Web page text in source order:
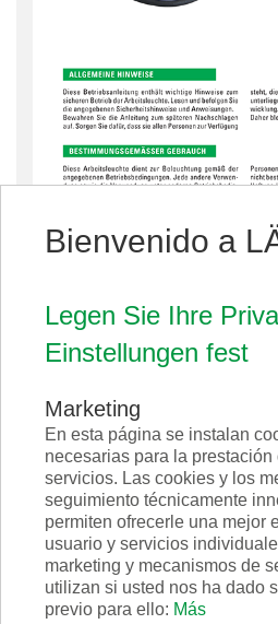
TRIO Instrucciones de
Instrucciones de
Explicadas paso a pasoy
fotos y dibujos fáciles de
proporcionamos las
montaje de los accesorios
Bienvenido a
Legen Sie Ihre
Einstellungen fest
Marketing
En esta página se instalan
necesarias para la prestación
servicios. Las cookies y los
seguimiento técnicamente
permiten ofrecerle una mejor
usuario y servicios
marketing y mecanismos de
utilizan si usted nos ha dado
previo para ello: Más